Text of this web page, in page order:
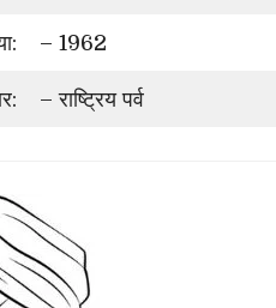
– 1962
– राष्ट्रिय पर्व